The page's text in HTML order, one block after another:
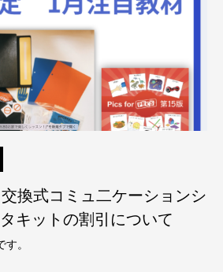
換式コミュ二ケーションシ
キットの割引について
。